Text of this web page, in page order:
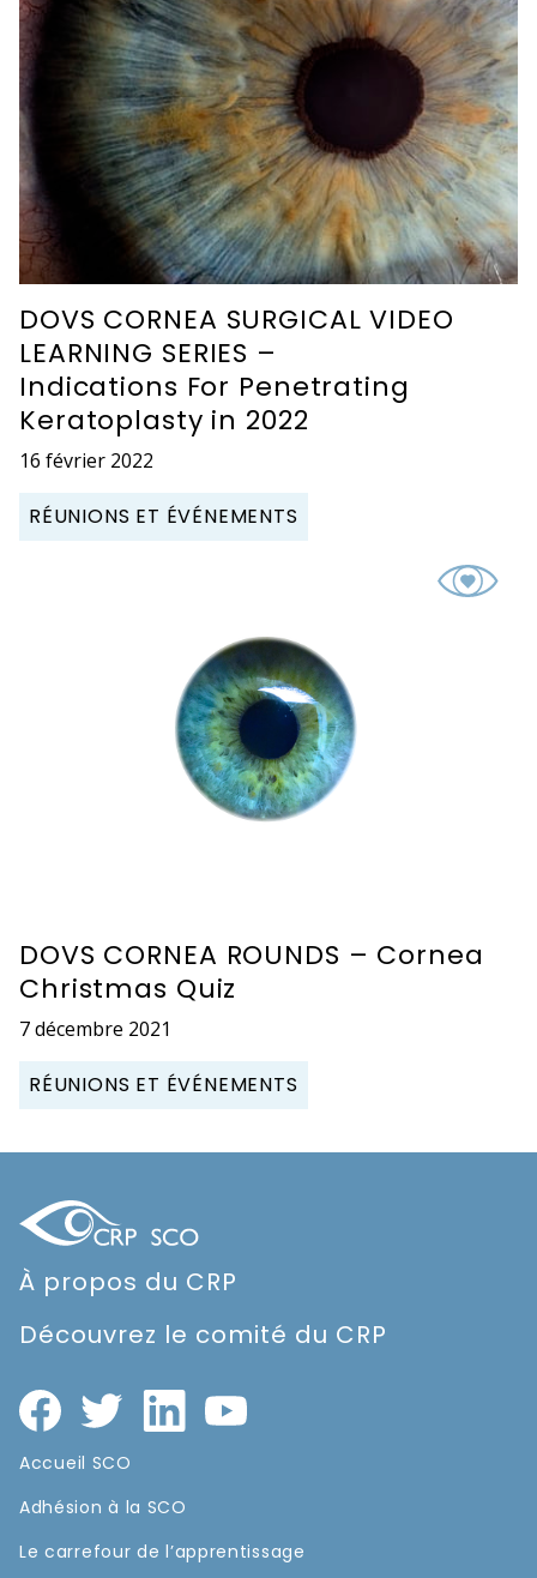
DOVS CORNEA SURGICAL VIDEO
LEARNING SERIES –
Indications For Penetrating
Keratoplasty in 2022
16 février 2022
RÉUNIONS ET ÉVÉNEMENTS
DOVS CORNEA ROUNDS – Cornea
Christmas Quiz
7 décembre 2021
RÉUNIONS ET ÉVÉNEMENTS
À propos du CRP
Découvrez le comité du CRP
Accueil SCO
Adhésion à la SCO
Le carrefour de l’apprentissage